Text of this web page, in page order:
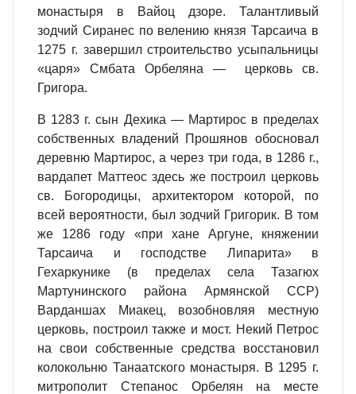
монастыря в Вайоц дзоре. Талантливый
зодчий Сиранес по велению князя Тарсаича в
1275 г. завершил строительство усыпальницы
«царя» Смбата Орбеляна — церковь св.
Григора.
В 1283 г. сын Дехика — Мартирос в пределах
собственных владений Прошянов обосновал
деревню Мартирос, а через три года, в 1286 г.,
вардапет Маттеос здесь же построил церковь
св. Богородицы, архитектором которой, по
всей вероятности, был зодчий Григорик. В том
же 1286 году «при хане Аргуне, княжении
Тарсаича и господстве Липарита» в
Гехаркунике (в пределах села Тазагюх
Мартунинского района Армянской ССР)
Варданшах Миакец, возобновляя местную
церковь, построил также и мост. Некий Петрос
на свои собственные средства восстановил
колокольню Танаатского монастыря. B 1295 г.
митрополит Степанос Орбелян на месте